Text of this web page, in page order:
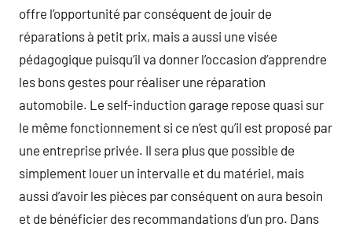
offre l’opportunité par conséquent de jouir de
réparations à petit prix, mais a aussi une visée
pédagogique puisqu’il va donner l’occasion d’apprendre
les bons gestes pour réaliser une réparation
automobile. Le self-induction garage repose quasi sur
le même fonctionnement si ce n’est qu’il est proposé par
une entreprise privée. Il sera plus que possible de
simplement louer un intervalle et du matériel, mais
aussi d’avoir les pièces par conséquent on aura besoin
et de bénéficier des recommandations d’un pro. Dans